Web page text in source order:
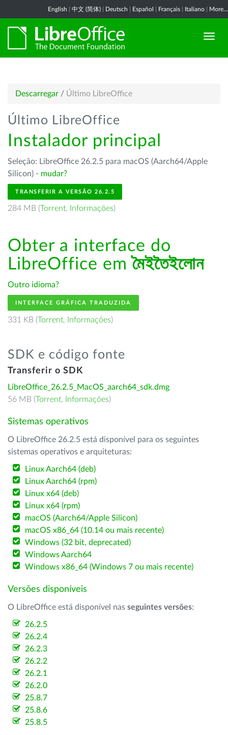
English 中文 (简体) Deutsch Español Français Italiano More...
Descarregar / Último LibreOffice
Último LibreOffice
Instalador principal
Seleção: LibreOffice 26.2.5 para macOS (Aarch64/Apple
Silicon) - mudar?
TRANSFERIR A VERSÃO 26.2.5
284 MB (Torrent, Informações)
Obter a interface do
LibreOffice emমৈইতৈইলোন
Outro idioma?
INTERFACE GRÁFICA TRADUZIDA
331 KB (Torrent, Informações)
SDK e código fonte
Transferir o SDK
LibreOffice_26.2.5_MacOS_aarch64_sdk.dmg
56 MB (Torrent, Informações)
Sistemas operativos
O LibreOffice 26.2.5 está disponível para os seguintes
sistemas operativos e arquiteturas:
Linux Aarch64 (deb)
Linux Aarch64 (rpm)
Linux x64 (deb)
Linux x64 (rpm)
macOS (Aarch64/Apple Silicon)
macOS x86_64 (10.14 ou mais recente)
Windows (32 bit, deprecated)
Windows Aarch64
Windows x86_64 (Windows 7 ou mais recente)
Versões disponíveis
O LibreOffice está disponível nas seguintes versões:
26.2.5
26.2.4
26.2.3
26.2.2
26.2.1
26.2.0
25.8.7
25.8.6
25.8.5